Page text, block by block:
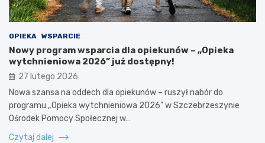
OPIEKA WSPARCIE
Nowy program wsparcia dla opiekunów – „Opieka
wytchnieniowa 2026” już dostępny!
27 lutego 2026
Nowa szansa na oddech dla opiekunów – ruszył nabór do
programu „Opieka wytchnieniowa 2026” w Szczebrzeszynie
Ośrodek Pomocy Społecznej w…
Czytaj dalej